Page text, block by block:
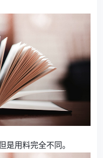
用料完全不同。